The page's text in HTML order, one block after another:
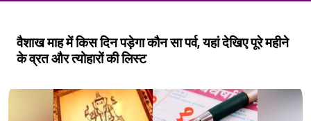
वैशाख माह में किस दिन पड़ेगा कौन सा पर्व, यहां देखिए पूरे महीने
के व्रत और त्योहारों की लिस्ट